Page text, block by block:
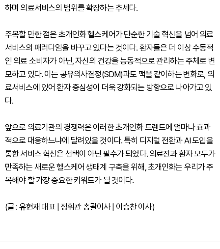
하며 의료서비스의 범위를 확장하는 추세다.
주목할 만한 점은 초개인화 헬스케어가 단순한 기술 혁신을 넘어 의료
서비스의 패러다임을 바꾸고 있다는 것이다. 환자들은 더 이상 수동적
인 의료 소비자가 아닌, 자신의 건강을 능동적으로 관리하는 주체로 변
모하고 있다. 이는 공유의사결정(SDM)과도 맥을 같이하는 변화로, 의
료서비스에 있어 환자 중심성이 더욱 강화되는 방향으로 나아가고 있
다.
앞으로 의료기관의 경쟁력은 이러한 초개인화 트렌드에 얼마나 효과
적으로 대응하느냐에 달려있을 것이다. 특히 디지털 전환과 AI 도입을
통한 서비스 혁신은 선택이 아닌 필수가 되었다. 의료진과 환자 모두가
만족하는 새로운 헬스케어 생태계 구축을 위해, 초개인화는 우리가 주
목해야 할 가장 중요한 키워드가 될 것이다.
(글 : 유현재 대표 | 정휘관 총괄이사 | 이승찬 이사)